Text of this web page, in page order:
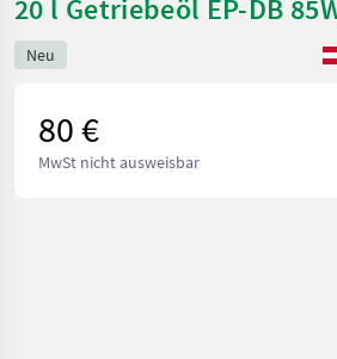
20 l Getriebeöl EP-DB
Neu
80 €
MwSt nicht ausweisbar